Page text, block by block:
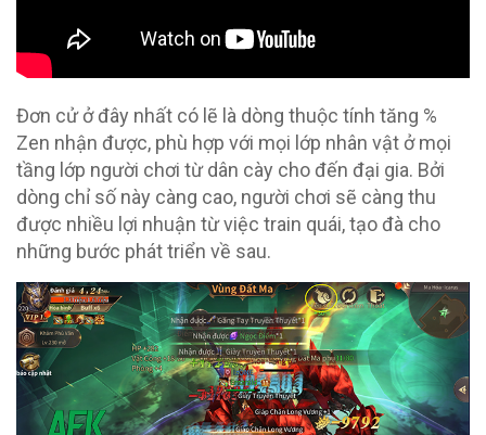
Đơn cử ở đây nhất có lẽ là dòng thuộc tính tăng %
Zen nhận được, phù hợp với mọi lớp nhân vật ở mọi
tầng lớp người chơi từ dân cày cho đến đại gia. Bởi
dòng chỉ số này càng cao, người chơi sẽ càng thu
được nhiều lợi nhuận từ việc train quái, tạo đà cho
những bước phát triển về sau.